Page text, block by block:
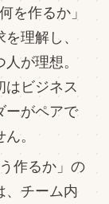
を作るか」
理解し、
が理想。
はビジネス
ーがペアで
。
作るか」の
、チーム内